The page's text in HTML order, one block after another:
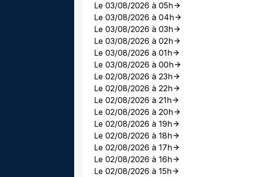
Le 03/08/2026 à 05h
Le 03/08/2026 à 04h
Le 03/08/2026 à 03h
Le 03/08/2026 à 02h
Le 03/08/2026 à 01h
Le 03/08/2026 à 00h
Le 02/08/2026 à 23h
Le 02/08/2026 à 22h
Le 02/08/2026 à 21h
Le 02/08/2026 à 20h
Le 02/08/2026 à 19h
Le 02/08/2026 à 18h
Le 02/08/2026 à 17h
Le 02/08/2026 à 16h
Le 02/08/2026 à 15h